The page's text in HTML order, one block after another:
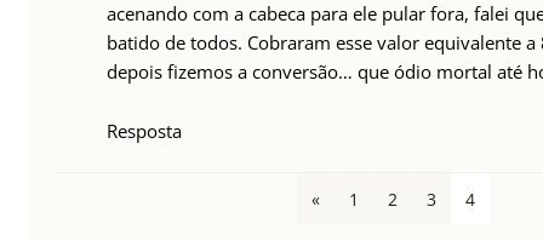
acenando com a cabeca para ele pular fora, falei
batido de todos. Cobraram esse valor equivalente a
depois fizemos a conversão… que ódio mortal até
Resposta
« 1 2 3 4